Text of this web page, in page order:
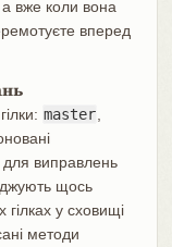
а вже коли вона
вперед
master
для виправлень
щось
у сховищі
методи